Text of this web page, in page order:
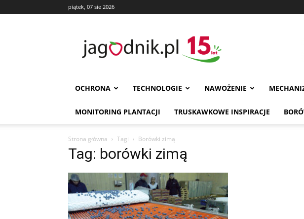
piątek, 07 sie 2026
OCHRONA TECHNOLOGIE NAWOŻENIE
MONITORING PLANTACJI TRUSKAWKOWE INSPIRACJE
Strona główna Tagi Borówki zimą
Tag: borówki zimą